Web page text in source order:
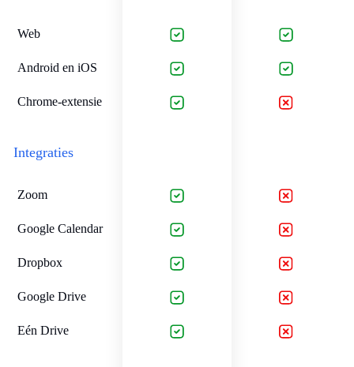
Web
Android en iOS
Chrome-extensie
Integraties
Zoom
Google Calendar
Dropbox
Google Drive
Eén Drive